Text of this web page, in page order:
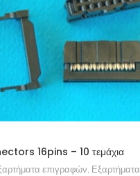
16pins – 10 τεμάχια
επιγραφών Εξαρτήματα